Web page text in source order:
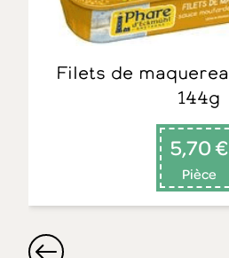
Filets de maquereaux moutarde
144g
5,70 €
Pièce